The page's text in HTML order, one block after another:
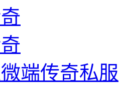
端传奇私服